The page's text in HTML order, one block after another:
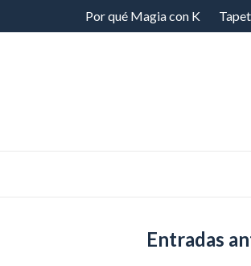
Saltar
Por qué Magia con K
Entradas